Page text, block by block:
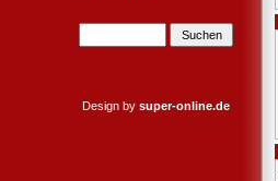
Design by super-online.de